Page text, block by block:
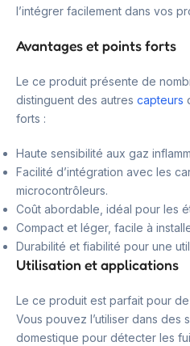
l’intégrer facilement dans vos
Avantages et points forts
Le ce produit présente de
distinguent des autres capteurs
forts :
Haute sensibilité aux gaz
Facilité d’intégration avec les
microcontrôleurs.
Coût abordable, idéal pour les
Compact et léger, facile à
Durabilité et fiabilité pour une
Utilisation et applications
Le ce produit est parfait pour
Vous pouvez l’utiliser dans des
domestique pour détecter les